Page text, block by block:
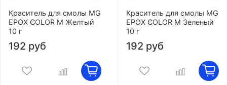
Краситель для смолы MG
EPOX COLOR M Желтый
10 г
192 руб
Краситель для смолы MG
EPOX COLOR M Зеленый
10 г
192 руб